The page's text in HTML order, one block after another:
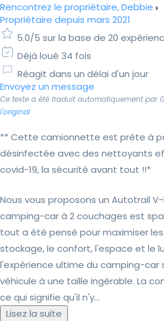
Rencontrez le propriétaire, Debbie
Propriétaire depuis mars 2021
5.0/5 sur la base de 20
Déjà loué 34 fois
Réagit dans un délai d'un jour
Envoyez un message
Ce texte a été traduit automatiquement par
l'original
** Cette camionnette est prête à
désinfectée avec des nettoyants
covid-19, la sécurité avant tout !!*
Nous vous proposons un Autotrail V-
camping-car à 2 couchages est
tout a été pensé pour maximiser
stockage, le confort, l'espace et le
l'expérience ultime du camping-car
véhicule à une taille ingérable. La
ce qui signifie qu'il n'y...
Lisez la suite